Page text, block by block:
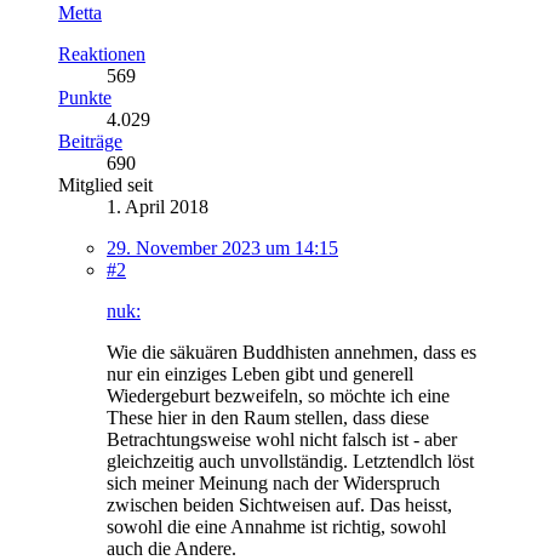
Metta
Reaktionen
569
Punkte
4.029
Beiträge
690
Mitglied seit
1. April 2018
29. November 2023 um 14:15
#2
nuk:
Wie die säkuären Buddhisten annehmen, dass es
nur ein einziges Leben gibt und generell
Wiedergeburt bezweifeln, so möchte ich eine
These hier in den Raum stellen, dass diese
Betrachtungsweise wohl nicht falsch ist - aber
gleichzeitig auch unvollständig. Letztendlch löst
sich meiner Meinung nach der Widerspruch
zwischen beiden Sichtweisen auf. Das heisst,
sowohl die eine Annahme ist richtig, sowohl
auch die Andere.